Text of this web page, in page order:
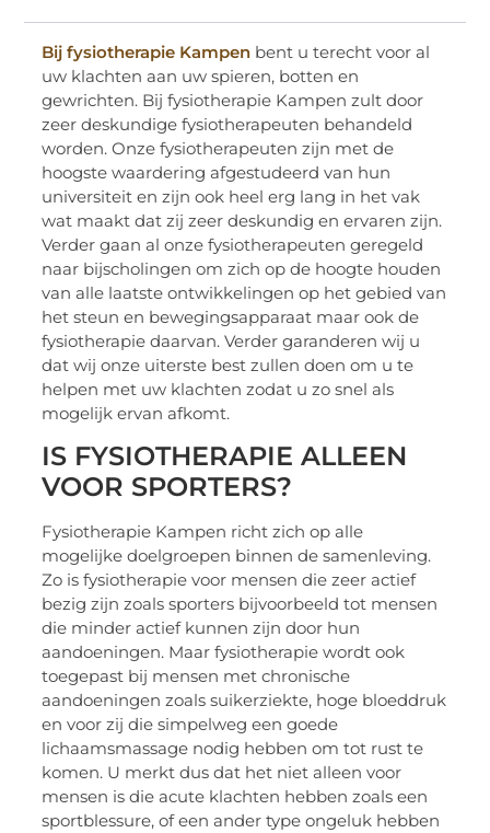
Bij fysiotherapie Kampen bent u terecht voor al
uw klachten aan uw spieren, botten en
gewrichten. Bij fysiotherapie Kampen zult door
zeer deskundige fysiotherapeuten behandeld
worden. Onze fysiotherapeuten zijn met de
hoogste waardering afgestudeerd van hun
universiteit en zijn ook heel erg lang in het vak
wat maakt dat zij zeer deskundig en ervaren zijn.
Verder gaan al onze fysiotherapeuten geregeld
naar bijscholingen om zich op de hoogte houden
van alle laatste ontwikkelingen op het gebied van
het steun en bewegingsapparaat maar ook de
fysiotherapie daarvan. Verder garanderen wij u
dat wij onze uiterste best zullen doen om u te
helpen met uw klachten zodat u zo snel als
mogelijk ervan afkomt.
IS FYSIOTHERAPIE ALLEEN
VOOR SPORTERS?
Fysiotherapie Kampen richt zich op alle
mogelijke doelgroepen binnen de samenleving.
Zo is fysiotherapie voor mensen die zeer actief
bezig zijn zoals sporters bijvoorbeeld tot mensen
die minder actief kunnen zijn door hun
aandoeningen. Maar fysiotherapie wordt ook
toegepast bij mensen met chronische
aandoeningen zoals suikerziekte, hoge bloeddruk
en voor zij die simpelweg een goede
lichaamsmassage nodig hebben om tot rust te
komen. U merkt dus dat het niet alleen voor
mensen is die acute klachten hebben zoals een
sportblessure, of een ander type ongeluk hebben